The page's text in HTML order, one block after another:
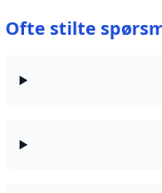
Ofte stilte